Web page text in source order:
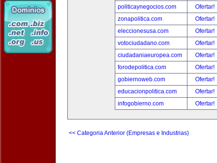
politicaynegocios.com
Ofertar!
zonapolitica.com
Ofertar!
eleccionesusa.com
Ofertar!
votociudadano.com
Ofertar!
ciudadaniaeuropea.com
Ofertar!
forodepolitica.com
Ofertar!
gobiernoweb.com
Ofertar!
educacionpolitica.com
Ofertar!
infogobierno.com
Ofertar!
<< Categoria Anterior (Empresas e Industrias)